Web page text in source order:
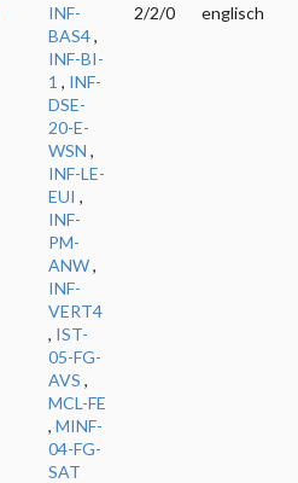
INF-
BAS4,
INF-BI-
1 , INF-
DSE-
20-E-
WSN ,
INF-LE-
EUI ,
INF-
PM-
ANW,
INF-
VERT4
, IST-
05-FG-
AVS ,
MCL-FE
, MINF-
04-FG-
SAT
2/2/0 englisch